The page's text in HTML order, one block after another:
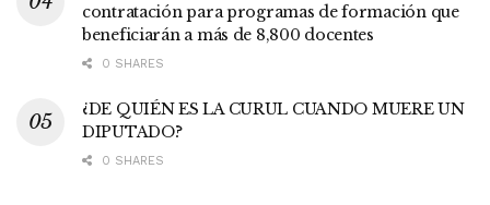
contratación para programas de formación que
beneficiarán a más de 8,800 docentes
0 SHARES
¿DE QUIÉN ES LA CURUL CUANDO MUERE UN
DIPUTADO?
0 SHARES